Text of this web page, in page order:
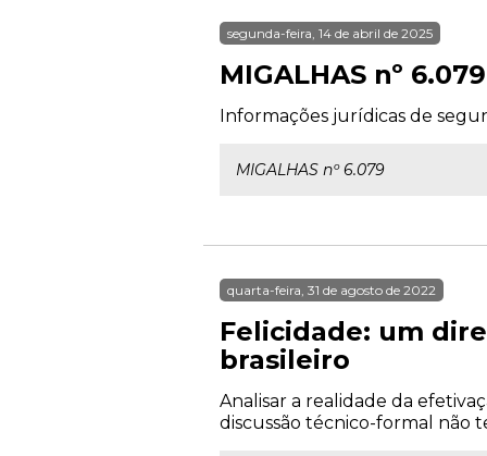
segunda-feira, 14 de abril de 2025
MIGALHAS nº 6.079
Informações jurídicas de
MIGALHAS nº 6.079
quarta-feira, 31 de agosto de 2022
Felicidade: um
brasileiro
Analisar a realidade da
discussão técnico-formal não